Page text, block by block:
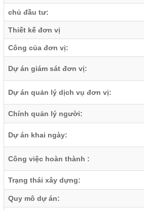
chủ đầu tư:
Thiết kế đơn vị
Công của đơn vị:
Dự án giám sát đơn vị:
Dự án quản lý dịch vụ đơn vị:
Chính quản lý người:
Dự án khai ngày:
Công việc hoàn thành :
Trạng thái xây dựng:
Quy mô dự án: